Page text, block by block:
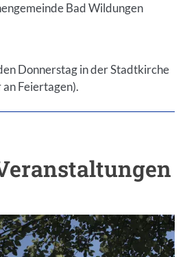
Bad Wildungen
Donnerstag in der Stadtkirche
Feiertagen).